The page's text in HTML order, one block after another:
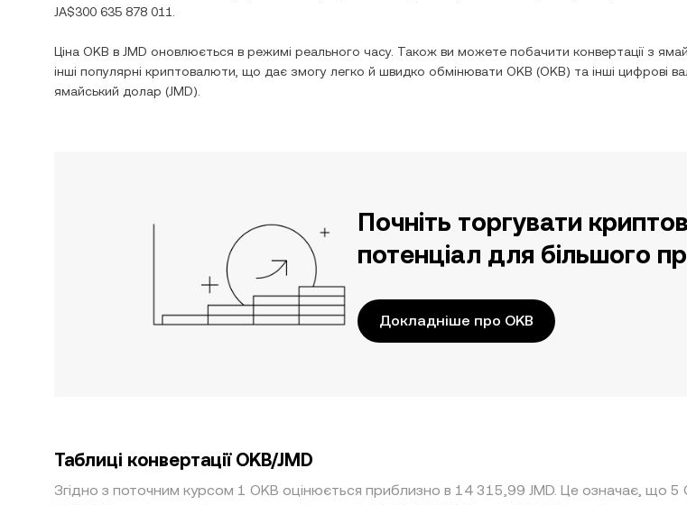
JA$300 635 878 011
Ціна OKB в JMD оновлюється в режимі реального часу. Також ви можете побачити конвертації з
інші популярні криптовалюти, що дає змогу легко й швидко обмінювати OKB (OKB) та інші цифрові
ямайський долар (JMD).
Почніть торгувати
потенціал для більшого
Докладніше про OKB
Таблиці конвертації OKB/JMD
Згідно з поточним курсом 1 OKB оцінюється приблизно в 14 315,99 JMD. Це означає, що